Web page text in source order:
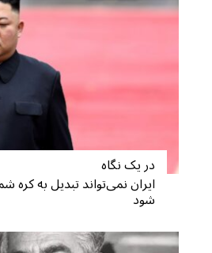
در یک نگاه
ایران نمی‌تواند تبدیل به کره
شود